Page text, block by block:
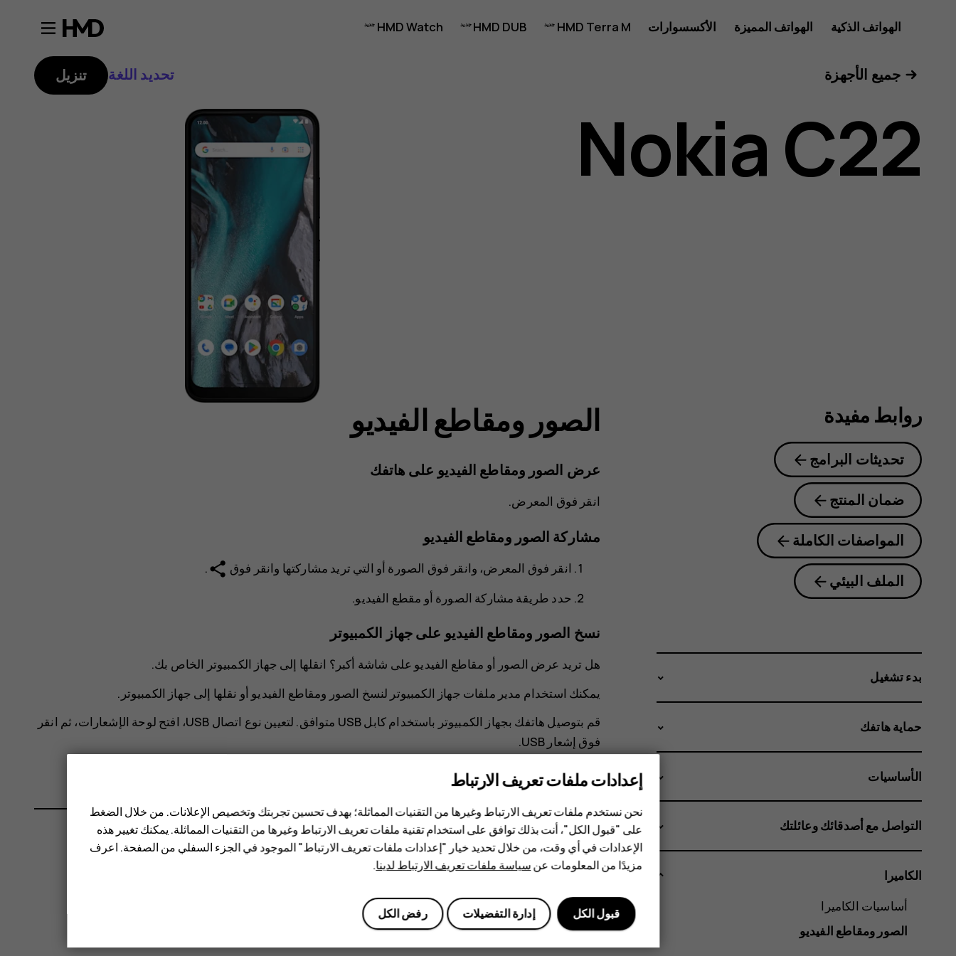
دليل
مستخدم
Nokia
الهواتف الذكية الهواتف المميزة الأكسسوارات HMD Terra M
HMD DUB
HMD Watch
جميع الأجهزة تحديد اللغة تنزيل
Nokia C22
الصور ومقاطع الفيديو
عرض الصور ومقاطع الفيديو على هاتفك
انقر فوق المعرض.
مشاركة الصور ومقاطع الفيديو
انقر فوق المعرض، وانقر فوق الصورة أو التي تريد مشاركتها وانقر فوق share
.
حدد طريقة مشاركة الصورة أو مقطع الفيديو.
نسخ الصور ومقاطع الفيديو على جهاز الكمبيوتر
هل تريد عرض الصور أو مقاطع الفيديو على شاشة أكبر؟ انقلها إلى جهاز الكمبيوتر الخاص بك.
يمكنك استخدام مدير ملفات جهاز الكمبيوتر لنسخ الصور ومقاطع الفيديو أو نقلها إلى جهاز الكمبيوتر.
قم بتوصيل هاتفك بجهاز الكمبيوتر باستخدام كابل USB متوافق. لتعيين نوع اتصال USB، افتح لوحة الإشعارات، ثم انقر
فوق إشعار USB.
هل وجدت هذه المعلومات مفيدة؟
نعم لا
روابط مفيدة
تحديثات البرامج
ضمان المنتج
المواصفات الكاملة
الملف البيئي
بدء تشغيل
حماية هاتفك
الأساسيات
التواصل مع أصدقائك وعائلتك
الكاميرا
أساسيات الكاميرا
الصور ومقاطع الفيديو
إعدادات ملفات تعريف الارتباط
نحن نستخدم ملفات تعريف الارتباط وغيرها من التقنيات المماثلة؛ بهدف تحسين تجربتك وتخصيص الإعلانات. من خلال الضغط
على "قبول الكل"، أنت بذلك توافق على استخدام تقنية ملفات تعريف الارتباط وغيرها من التقنيات المماثلة. يمكنك تغيير هذه
الإعدادات في أي وقت، من خلال تحديد خيار "إعدادات ملفات تعريف الارتباط" الموجود في الجزء السفلي من الصفحة. اعرف
مزيدًا من المعلومات عنسياسة ملفات تعريف الارتباط لدينا.
رفض الكل إدارة التفضيلات قبول الكل